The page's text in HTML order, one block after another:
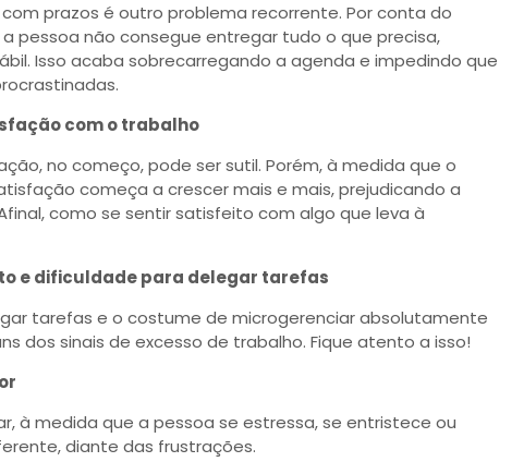
prazos é outro problema recorrente. Por conta do
pessoa não consegue entregar tudo o que precisa,
Isso acaba sobrecarregando a agenda e impedindo que
com o trabalho
no começo, pode ser sutil. Porém, à medida que o
começa a crescer mais e mais, prejudicando a
como se sentir satisfeito com algo que leva à
e dificuldade para delegar tarefas
tarefas e o costume de microgerenciar absolutamente
dos sinais de excesso de trabalho. Fique atento a isso!
à medida que a pessoa se estressa, se entristece ou
diante das frustrações.